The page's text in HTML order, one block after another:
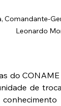
Comandante-
Leonardo
do
de